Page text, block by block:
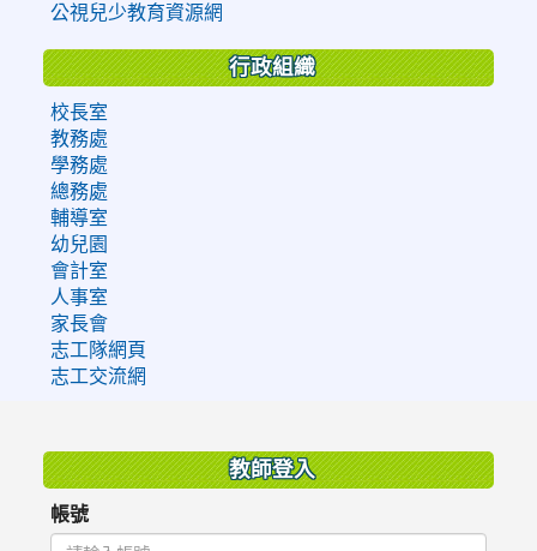
公視兒少教育資源網
行政組織
校長室
教務處
學務處
總務處
輔導室
幼兒園
會計室
人事室
家長會
志工隊網頁
志工交流網
教師登入
帳號